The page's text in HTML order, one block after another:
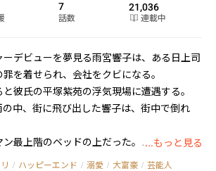
7
話数
21,036
連載中
デビューを夢見る雨宮響子は、ある日上司
を着せられ、会社をクビになる。
彼氏の平塚紫苑の浮気現場に遭遇する。
中、街に飛び出した響子は、街中で倒れ
最上階のベッドの上だった。
長である源口碧斗の自宅だった。
...もっと見る
/ ハッピーエンド / 溺愛 / 大富豪 / 芸能人